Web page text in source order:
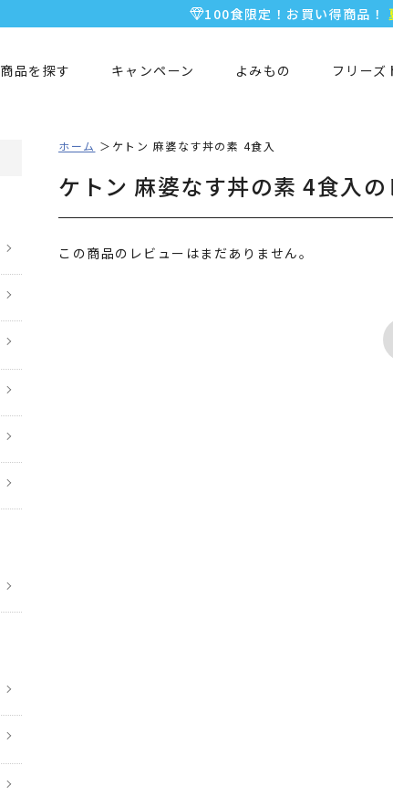
100食限定！お買い得商品！
新規会員登録で今すぐ使える 500
商品を探す キャンペーン よみもの フリーズ
ホーム ケトン 麻婆なす丼の素 4食入
ケトン 麻婆なす丼の素 4食入
この商品のレビューはまだありません。